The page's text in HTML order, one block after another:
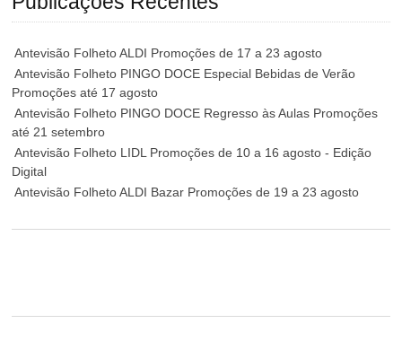
Antevisão Folheto ALDI Promoções de 17 a 23 agosto
Antevisão Folheto PINGO DOCE Especial Bebidas de Verão
Promoções até 17 agosto
Antevisão Folheto PINGO DOCE Regresso às Aulas Promoções
até 21 setembro
Antevisão Folheto LIDL Promoções de 10 a 16 agosto - Edição
Digital
Antevisão Folheto ALDI Bazar Promoções de 19 a 23 agosto